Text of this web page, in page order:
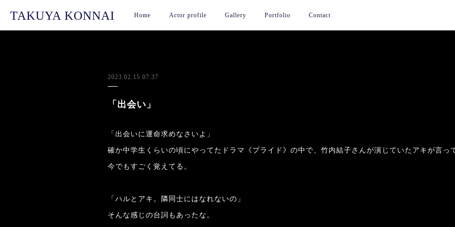
TAKUYA KONNAI Home Actor profile Gallery Portfolio Contact
2023.02.15 07:37
「出会い」
「出会いに運命求めなさいよ」
確か中学生くらいの頃にやってたドラマ《プライド》の中で、竹内結子さんが演じていたアキが言っ
今でもすごく覚えてる。
「ハルとアキ。隣同士にはなれないの」
そんな感じの台詞もあったな。